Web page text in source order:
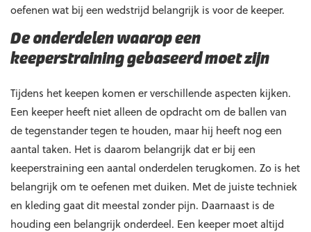
oefenen wat bij een wedstrijd belangrijk is voor de keeper.
De onderdelen waarop een
keeperstraining gebaseerd moet zijn
Tijdens het keepen komen er verschillende aspecten kijken.
Een keeper heeft niet alleen de opdracht om de ballen van
de tegenstander tegen te houden, maar hij heeft nog een
aantal taken. Het is daarom belangrijk dat er bij een
keeperstraining een aantal onderdelen terugkomen. Zo is het
belangrijk om te oefenen met duiken. Met de juiste techniek
en kleding gaat dit meestal zonder pijn. Daarnaast is de
houding een belangrijk onderdeel. Een keeper moet altijd